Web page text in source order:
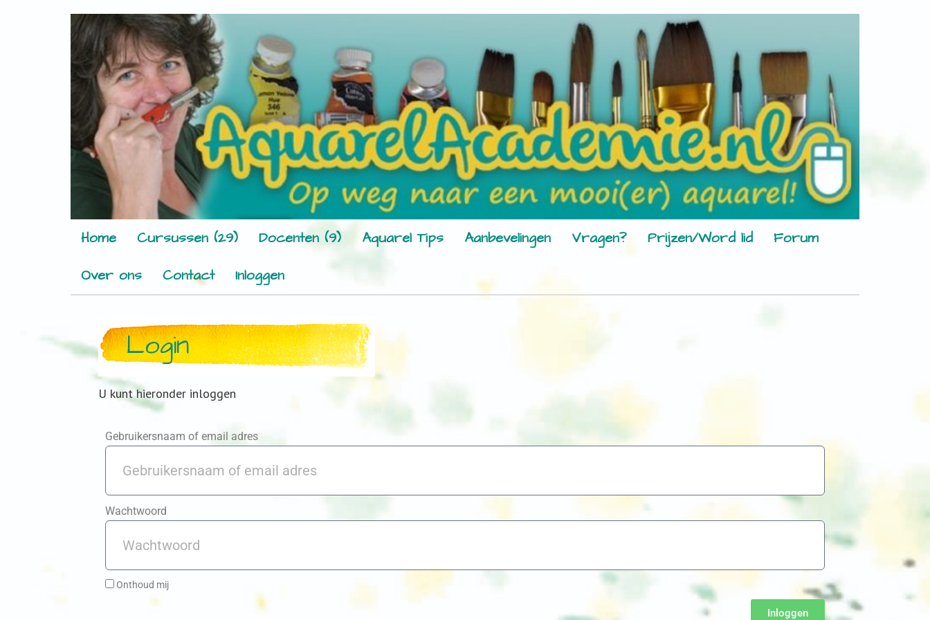
Home Cursussen (29) Docenten (9) Aquarel Tips Aanbevelingen Vragen? Prijzen/Word lid
Forum
Over ons
Contact Inloggen
Login
U kunt hieronder inloggen
Gebruikersnaam of email adres
Wachtwoord
Onthoud mij
Inloggen